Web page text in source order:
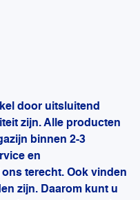
door uitsluitend
zijn. Alle producten
binnen 2-3
en
terecht. Ook vinden
zijn. Daarom kunt u